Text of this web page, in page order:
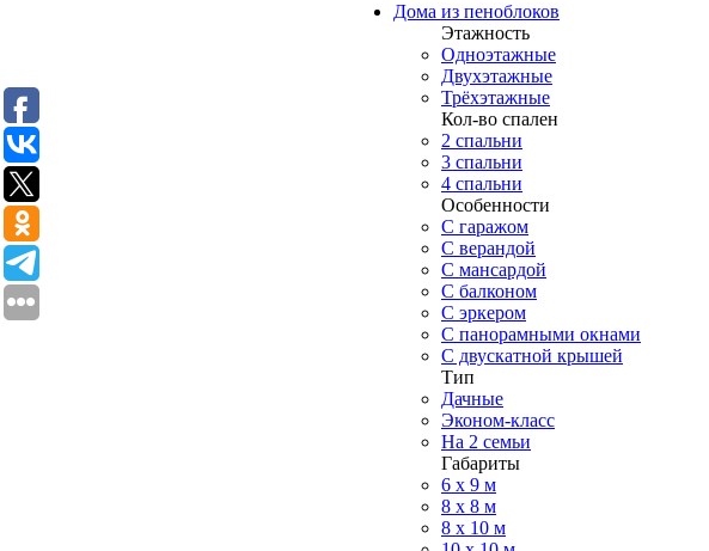
Дома из пеноблоков
Этажность
Одноэтажные
Двухэтажные
Трёхэтажные
Кол-во спален
2 спальни
3 спальни
4 спальни
Особенности
С гаражом
С верандой
С мансардой
С балконом
C эркером
С панорамными окнами
С двускатной крышей
Тип
Дачные
Эконом-класс
На 2 семьи
Габариты
6 x 9 м
8 x 8 м
8 x 10 м